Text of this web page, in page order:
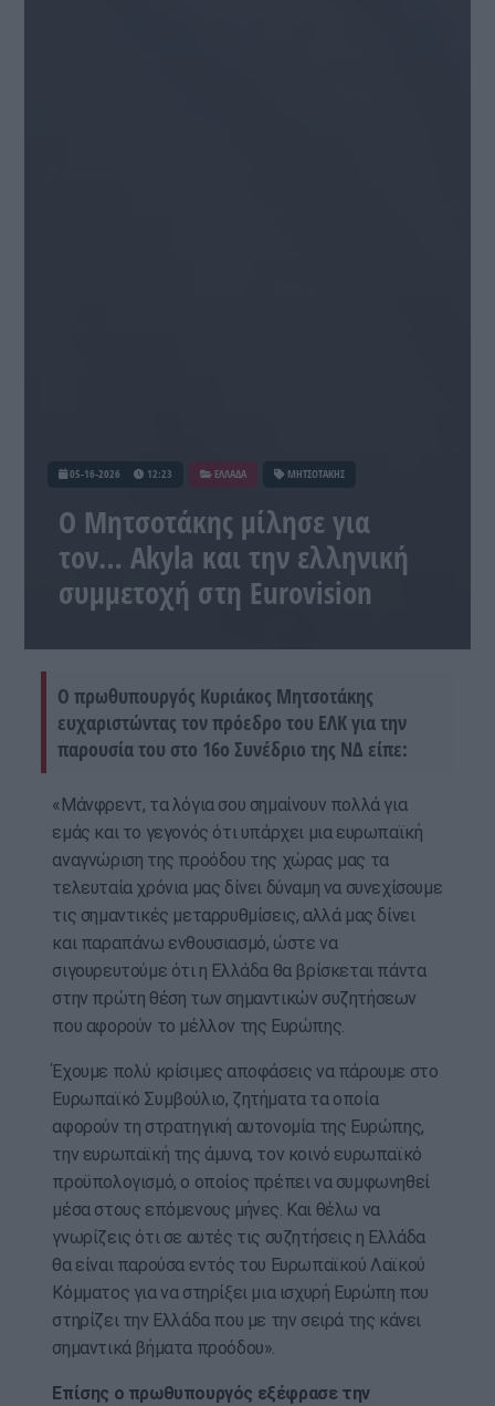
05-16-2026 12:23 ΕΛΛΑΔΑ ΜΗΤΣΟΤΑΚΗΣ
Ο Μητσοτάκης μίλησε για
τον… Akyla και την ελληνική
συμμετοχή στη Eurovision
Ο πρωθυπουργός Κυριάκος Μητσοτάκης
ευχαριστώντας τον πρόεδρο του ΕΛΚ για την
παρουσία του στο 16ο Συνέδριο της ΝΔ είπε:
«Μάνφρεντ, τα λόγια σου σημαίνουν πολλά για
εμάς και το γεγονός ότι υπάρχει μια ευρωπαϊκή
αναγνώριση της προόδου της χώρας μας τα
τελευταία χρόνια μας δίνει δύναμη να συνεχίσουμε
τις σημαντικές μεταρρυθμίσεις, αλλά μας δίνει
και παραπάνω ενθουσιασμό, ώστε να
σιγουρευτούμε ότι η Ελλάδα θα βρίσκεται πάντα
στην πρώτη θέση των σημαντικών συζητήσεων
που αφορούν το μέλλον της Ευρώπης.
Έχουμε πολύ κρίσιμες αποφάσεις να πάρουμε στο
Ευρωπαϊκό Συμβούλιο, ζητήματα τα οποία
αφορούν τη στρατηγική αυτονομία της Ευρώπης,
την ευρωπαϊκή της άμυνα, τον κοινό ευρωπαϊκό
προϋπολογισμό, ο οποίος πρέπει να συμφωνηθεί
μέσα στους επόμενους μήνες. Και θέλω να
γνωρίζεις ότι σε αυτές τις συζητήσεις η Ελλάδα
θα είναι παρούσα εντός του Ευρωπαϊκού Λαϊκού
Κόμματος για να στηρίξει μια ισχυρή Ευρώπη που
στηρίζει την Ελλάδα που με την σειρά της κάνει
σημαντικά βήματα προόδου».
Επίσης ο πρωθυπουργός εξέφρασε την